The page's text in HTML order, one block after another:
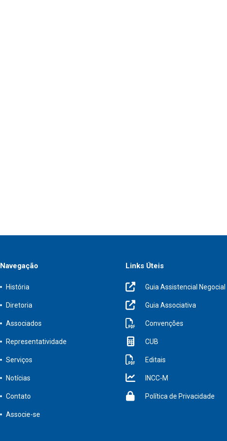
Navegação
História
Diretoria
Associados
Representatividade
Serviços
Notícias
Contato
Associe-se
Links Úteis
Guia Assistencial Negocial
Guia Associativa
Convenções
CUB
Editais
INCC-M
Política de Privacidade